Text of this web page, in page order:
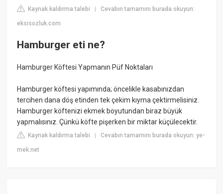
Kaynak kaldırma talebi |Cevabın tamamını burada okuyun:
eksisozluk.com
Hamburger eti ne?
Hamburger Köftesi Yapmanın Püf Noktaları
Hamburger köftesi yapımında; öncelikle kasabınızdan
tercihen dana döş etinden tek çekim kıyma çektirmelisiniz.
Hamburger köftenizi ekmek boyutundan biraz büyük
yapmalısınız. Çünkü köfte pişerken bir miktar küçülecektir.
Kaynak kaldırma talebi |Cevabın tamamını burada okuyun: ye-
mek.net